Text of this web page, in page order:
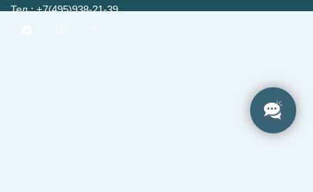
Тел.: +7(495)938-21-39